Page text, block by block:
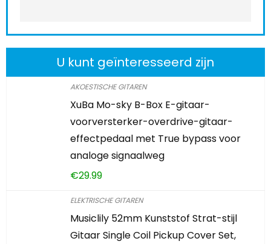
U kunt geïnteresseerd zijn
AKOESTISCHE GITAREN
XuBa Mo-sky B-Box E-gitaar-
voorversterker-overdrive-gitaar-
effectpedaal met True bypass voor
analoge signaalweg
€29.99
ELEKTRISCHE GITAREN
Musiclily 52mm Kunststof Strat-stijl
Gitaar Single Coil Pickup Cover Set,